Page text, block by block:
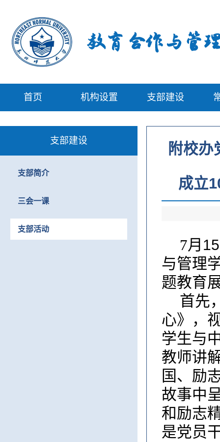
首页 机构设置 支部建设
支部建设
支部简介
三会一课
支部活动
附校办
成立
7月 15
与管理
题教育
首先
心》，
学生与
教师讲
国、励
故事中
和励志
是党员